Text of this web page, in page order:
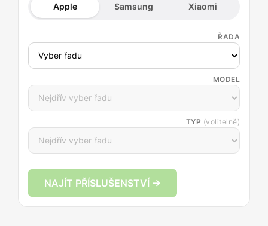
Apple Samsung Xiaomi
ŘADA
MODEL
TYP (volitelně)
NAJÍT PŘÍSLUŠENSTVÍ →